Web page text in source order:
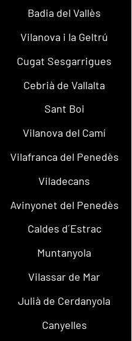
Badia del Vallès
Vilanova i la Geltrú
Cugat Sesgarrigues
Cebrià de Vallalta
Sant Boi
Vilanova del Camí
Vilafranca del Penedès
Viladecans
Avinyonet del Penedès
Caldes d´Estrac
Muntanyola
Vilassar de Mar
Julià de Cerdanyola
Canyelles